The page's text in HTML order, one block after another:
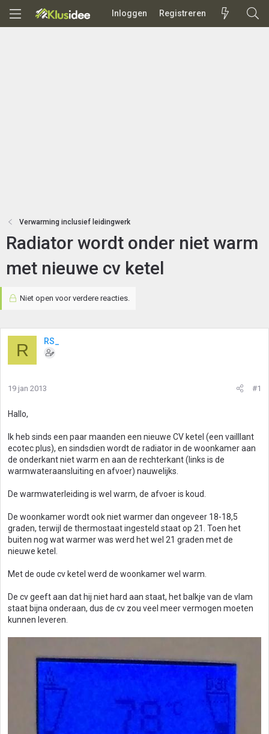
Inloggen Registreren
Verwarming inclusief leidingwerk
Radiator wordt onder niet warm
met nieuwe cv ketel
Niet open voor verdere reacties.
R RS_
19 jan 2013 #1
Hallo,
Ik heb sinds een paar maanden een nieuwe CV ketel (een vailllant
ecotec plus), en sindsdien wordt de radiator in de woonkamer aan
de onderkant niet warm en aan de rechterkant (links is de
warmwateraansluiting en afvoer) nauwelijks.
De warmwaterleiding is wel warm, de afvoer is koud.
De woonkamer wordt ook niet warmer dan ongeveer 18-18,5
graden, terwijl de thermostaat ingesteld staat op 21. Toen het
buiten nog wat warmer was werd het wel 21 graden met de
nieuwe ketel.
Met de oude cv ketel werd de woonkamer wel warm.
De cv geeft aan dat hij niet hard aan staat, het balkje van de vlam
staat bijna onderaan, dus de cv zou veel meer vermogen moeten
kunnen leveren.